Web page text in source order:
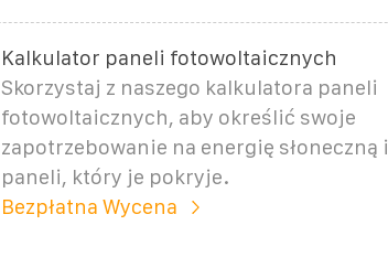
Kalkulator paneli fotowoltaicznych
Skorzystaj z naszego kalkulatora paneli
fotowoltaicznych, aby określić swoje
zapotrzebowanie na energię słoneczną
paneli, który je pokryje.
Bezpłatna Wycena